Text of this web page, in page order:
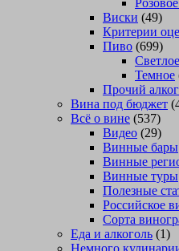
Виски (49)
Критерии
Пиво (699)
Светлое
Темное
Прочий
Вина под бюджет
Всё о вине (537)
Видео (29)
Винные бары
Винные
Винные туры
Полезные
Российское
Сорта
Еда и алкоголь (1)